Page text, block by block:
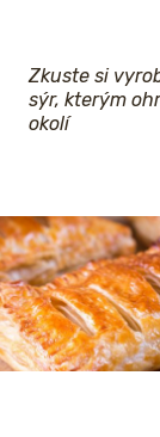
Zkuste si
sýr, kterým
okolí